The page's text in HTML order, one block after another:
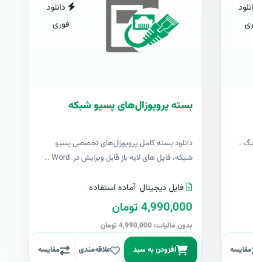
،
مقایسه
دانلود
فوری
بسته پروپوزال‌های پسیو شبکه
دانلود بسته کامل پروپوزال‌های تخصصی پسیو
شبکه، فایل های لایه باز قابل ویرایش در Word ..
فایل دیجیتال آماده استفاده
4,990,000 تومان
بدون مالیات: 4,990,000 تومان
افزودن به سبد علاقه‌مندی مقایسه